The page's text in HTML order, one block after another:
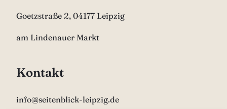
Goetzstraße 2, 04177 Leipzig
am Lindenauer Markt
Kontakt
info@seitenblick-leipzig.de